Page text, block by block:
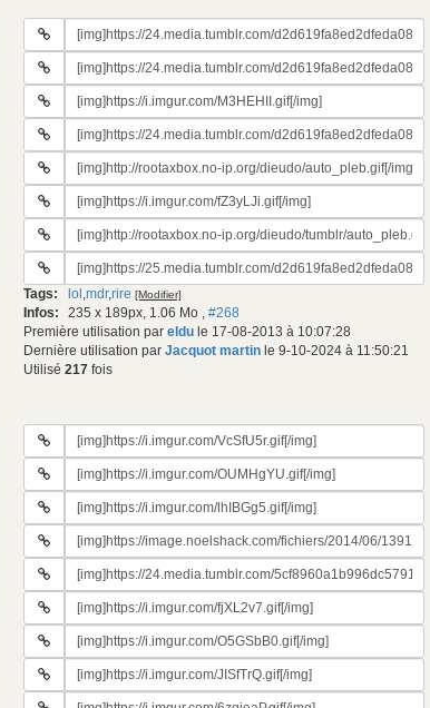
URL
gif:
URL
gif:
URL
gif:
URL
gif:
URL
gif:
URL
gif:
URL
gif:
URL
du
gif:
Tags: lol ,mdr,rire [Modifier]
Infos: 235 x 189px, 1.06 Mo , #268
Première utilisation par eldu le 17-08-2013 à 10:07:28
Dernière utilisation par Jacquot martin le 9-10-2024 à 11:50:21
Utilisé 217 fois
URL
gif:
URL
gif:
URL
gif:
URL
gif:
URL
gif:
URL
gif:
URL
gif:
URL
URL